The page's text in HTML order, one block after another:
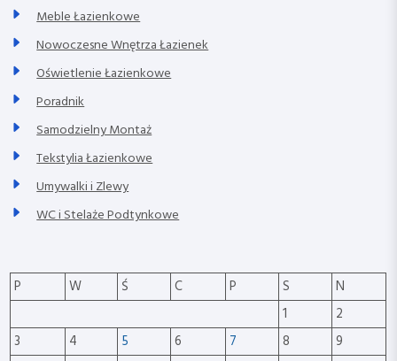
Meble Łazienkowe
Nowoczesne Wnętrza Łazienek
Oświetlenie Łazienkowe
Poradnik
Samodzielny Montaż
Tekstylia Łazienkowe
Umywalki i Zlewy
WC i Stelaże Podtynkowe
P W Ś C P S
N
1
2
3
4 5 6 7 8
9